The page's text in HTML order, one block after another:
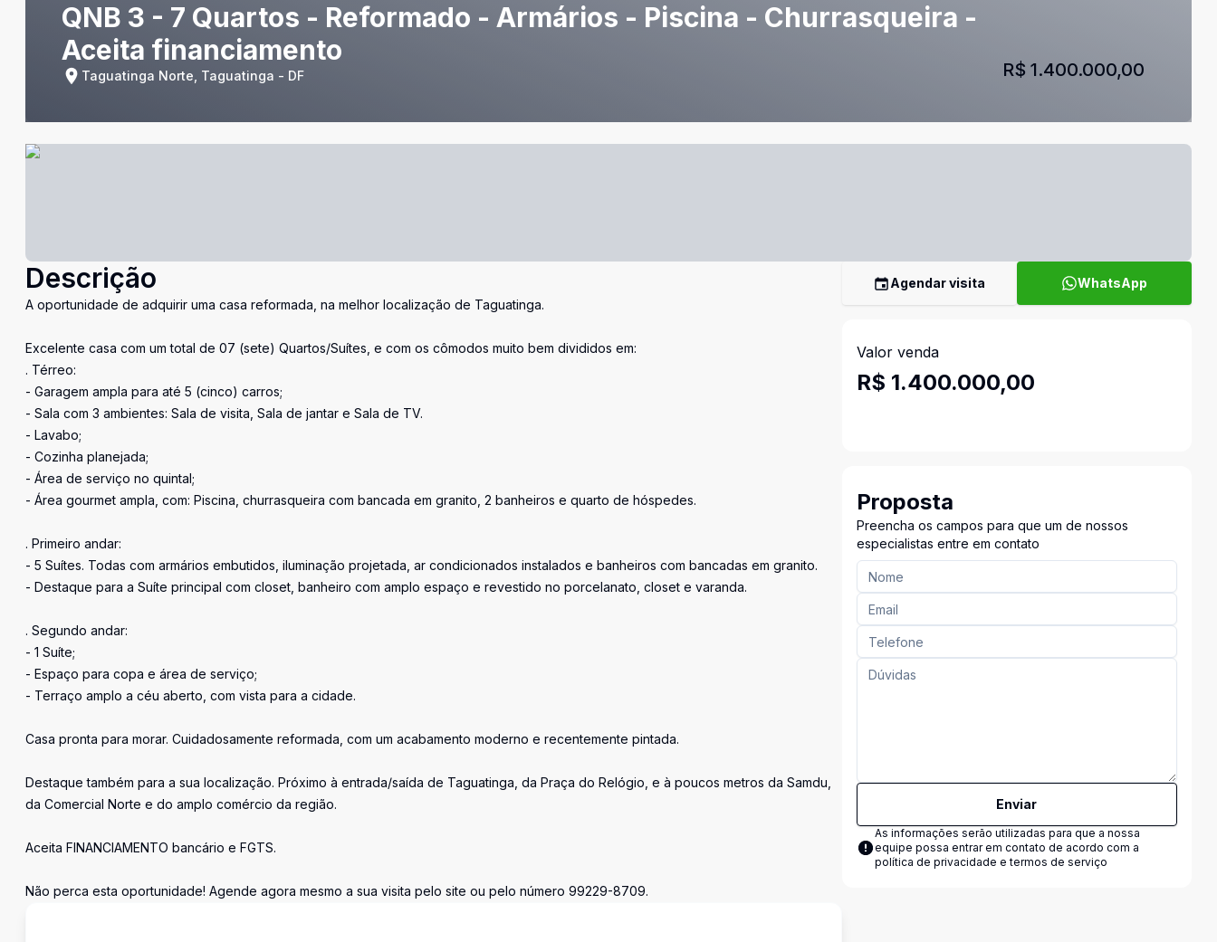
QNB 3 - 7 Quartos - Reformado - Armários - Piscina - Churrasqueira -
Aceita financiamento
Taguatinga Norte, Taguatinga - DF R$ 1.400.000,00
Descrição
A oportunidade de adquirir uma casa reformada, na melhor localização de Taguatinga.
Excelente casa com um total de 07 (sete) Quartos/Suítes, e com os cômodos muito bem divididos em:
. Térreo:
- Garagem ampla para até 5 (cinco) carros;
- Sala com 3 ambientes: Sala de visita, Sala de jantar e Sala de TV.
- Lavabo;
- Cozinha planejada;
- Área de serviço no quintal;
- Área gourmet ampla, com: Piscina, churrasqueira com bancada em granito, 2 banheiros e quarto de hóspedes.
. Primeiro andar:
- 5 Suítes. Todas com armários embutidos, iluminação projetada, ar condicionados instalados e banheiros com bancadas em granito.
- Destaque para a Suíte principal com closet, banheiro com amplo espaço e revestido no porcelanato, closet e varanda.
. Segundo andar:
- 1 Suíte;
- Espaço para copa e área de serviço;
- Terraço amplo a céu aberto, com vista para a cidade.
Casa pronta para morar. Cuidadosamente reformada, com um acabamento moderno e recentemente pintada.
Destaque também para a sua localização. Próximo à entrada/saída de Taguatinga, da Praça do Relógio, e à poucos metros da Samdu,
da Comercial Norte e do amplo comércio da região.
Aceita FINANCIAMENTO bancário e FGTS.
Não perca esta oportunidade! Agende agora mesmo a sua visita pelo site ou pelo número 99229-8709.
Agendar visita WhatsApp
Valor venda
R$ 1.400.000,00
Proposta
Preencha os campos para que um de nossos
especialistas entre em contato
Enviar
As informações serão utilizadas para que a nossa
equipe possa entrar em contato de acordo com a
política de privacidade e termos de serviço